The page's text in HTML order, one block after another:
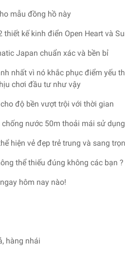
mẫu đồng hồ này
kế kinh điển Open Heart và
Japan chuẩn xác và bền bỉ
nhất vì nó khắc phục điểm yếu
chơi đầu tư như vậy
độ bền vượt trội với thời gian
nước 50m thoải mái sử dụng
hiện vẻ đẹp trẻ trung và sang
thể thiếu đúng không các bạn ?
hôm nay nào!
hàng nhái